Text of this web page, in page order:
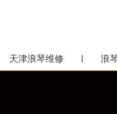
天津浪琴维修 浪